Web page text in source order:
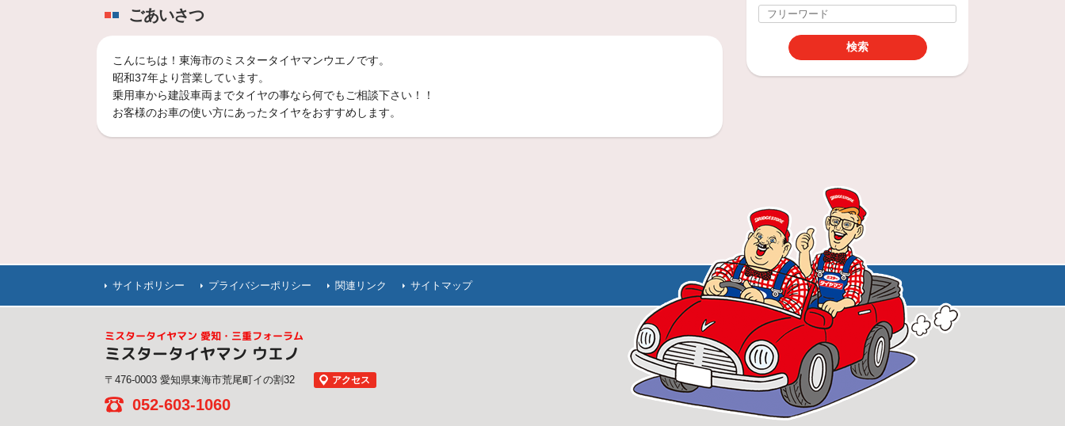
ごあいさつ
こんにちは！東海市のミスタータイヤマンウエノです。
昭和37年より営業しています。
乗用車から建設車両までタイヤの事なら何でもご相談下さい！！
お客様のお車の使い方にあったタイヤをおすすめします。
サイトポリシー プライバシーポリシー 関連リンク サイトマップ
ミスタータイヤマン 愛知・三重フォーラム
ミスタータイヤマン ウエノ
〒476-0003 愛知県東海市荒尾町イの割32 アクセス
052-603-1060